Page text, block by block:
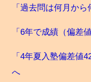
「過去問は何月か
「6年で成績（偏差
「4年夏入塾偏差値
へ